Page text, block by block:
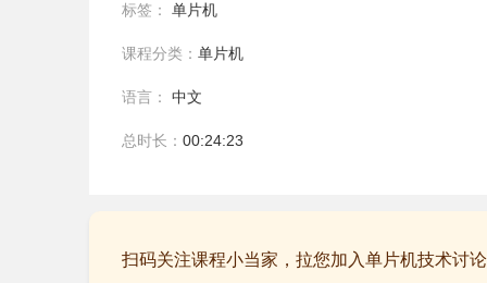
标签： 单片机
课程分类： 单片机
语言： 中文
总时长： 00:24:23
扫码关注课程小当家，拉您加入单片机技术讨